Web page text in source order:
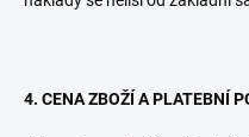
4. CENA ZBOŽÍ A PLATEBNÍ